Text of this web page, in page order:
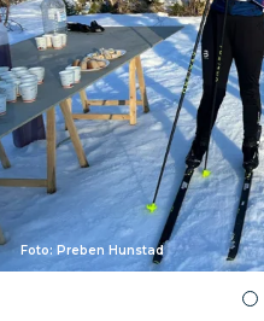
Foto: Preben Hunstad
1